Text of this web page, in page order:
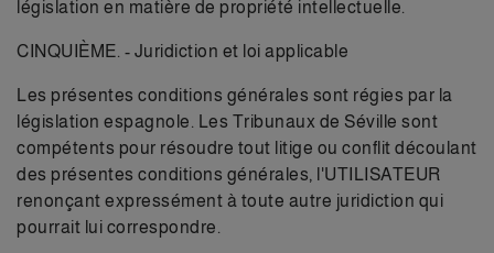
législation en matière de propriété intellectuelle.
CINQUIÈME. - Juridiction et loi applicable
Les présentes conditions générales sont régies par la
législation espagnole. Les Tribunaux de Séville sont
compétents pour résoudre tout litige ou conflit découlant
des présentes conditions générales, l'UTILISATEUR
renonçant expressément à toute autre juridiction qui
pourrait lui correspondre.